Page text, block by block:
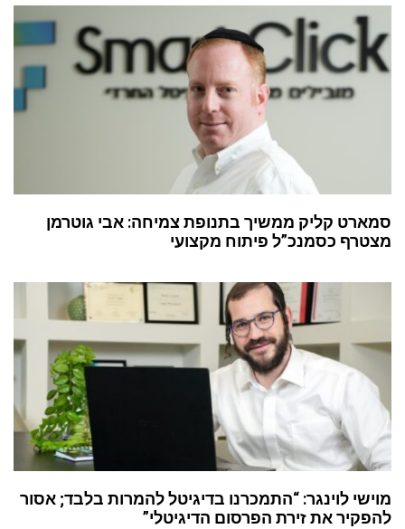
סמארט קליק ממשיך בתנופת צמיחה: אבי גוטרמן
מצטרף כסמנכ”ל פיתוח מקצועי
מוישי לוינגר: “התמכרנו בדיגיטל להמרות בלבד; אסור
להפקיר את זירת הפרסום הדיגיטלי”